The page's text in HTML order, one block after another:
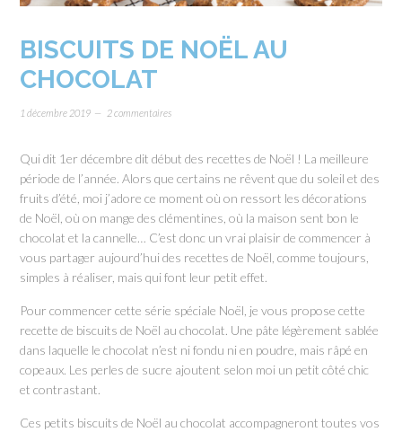
BISCUITS DE NOËL AU
CHOCOLAT
1 décembre 2019 2 commentaires
Qui dit 1er décembre dit début des recettes de Noël ! La meilleure
période de l’année. Alors que certains ne rêvent que du soleil et des
fruits d’été, moi j’adore ce moment où on ressort les décorations
de Noël, où on mange des clémentines, où la maison sent bon le
chocolat et la cannelle… C’est donc un vrai plaisir de commencer à
vous partager aujourd’hui des recettes de Noël, comme toujours,
simples à réaliser, mais qui font leur petit effet.
Pour commencer cette série spéciale Noël, je vous propose cette
recette de biscuits de Noël au chocolat. Une pâte légèrement sablée
dans laquelle le chocolat n’est ni fondu ni en poudre, mais râpé en
copeaux. Les perles de sucre ajoutent selon moi un petit côté chic
et contrastant.
Ces petits biscuits de Noël au chocolat accompagneront toutes vos